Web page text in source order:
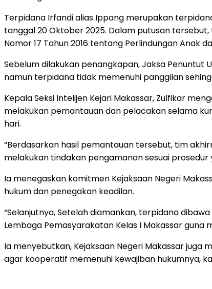
Terpidana Irfandi alias Ippang merupakan
tanggal 20 Oktober 2025. Dalam putusan
Nomor 17 Tahun 2016 tentang Perlindungan Anak
Sebelum dilakukan penangkapan, Jaksa
namun terpidana tidak memenuhi panggilan
Kepala Seksi Intelijen Kejari Makassar, Zulfikar
melakukan pemantauan dan pelacakan selama
hari.
“Berdasarkan hasil pemantauan tersebut, tim
melakukan tindakan pengamanan sesuai
Ia menegaskan komitmen Kejaksaan Negeri
hukum dan penegakan keadilan.
“Selanjutnya, Setelah diamankan, terpidana
Lembaga Pemasyarakatan Kelas I Makassar guna
Ia menyebutkan, Kejaksaan Negeri Makassar
agar kooperatif memenuhi kewajiban hukumnya,